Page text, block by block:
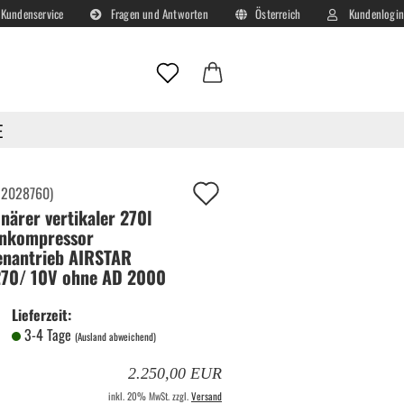
Kundenservice Fragen und Antworten Österreich Kundenlogin
Konto erstellen
AD 2000
2028760)
vertikaler 270l
AIRSTAR
10V ohne AD 2000
Lieferzeit:
3-4 Tage (Ausland abweichend)
2.250,00 EUR
inkl. 20% MwSt. zzgl.Versand